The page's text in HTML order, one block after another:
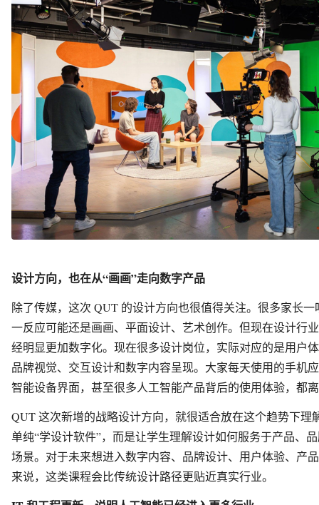
设计方向，也在从“画画”走向数字产品
除了传媒，这次 QUT 的设计方向也很值得关注。很多家长
一反应可能还是画画、平面设计、艺术创作。但现在设计行
经明显更加数字化。现在很多设计岗位，实际对应的是用户
品牌视觉、交互设计和数字内容呈现。大家每天使用的手机
智能设备界面，甚至很多人工智能产品背后的使用体验，都
QUT 这次新增的战略设计方向，就很适合放在这个趋势下理
单纯“学设计软件”，而是让学生理解设计如何服务于产品、
场景。对于未来想进入数字内容、品牌设计、用户体验、产
来说，这类课程会比传统设计路径更贴近真实行业。